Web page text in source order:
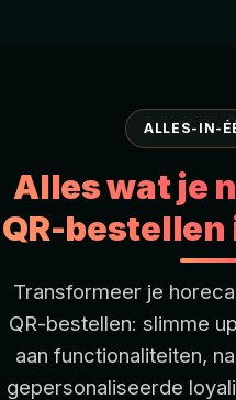
ALLES-IN-
Alles wat je
QR-
Transformeer je
QR-bestellen: slimme
aan functionaliteiten,
gepersonaliseerde